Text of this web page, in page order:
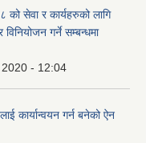
सेवा र कार्यहरुको लागि
गर्ने सम्बन्धमा
- 12:04
कार्यान्वयन गर्न बनेको ऐन